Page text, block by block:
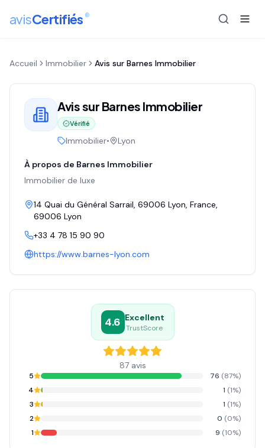
avisCertifiés ®
Accueil Immobilier Avis sur Barnes Immobilier
Avis sur Barnes Immobilier
Vérifié
Immobilier• Lyon
À propos de Barnes Immobilier
Immobilier de luxe
14 Quai du Général Sarrail, 69006 Lyon, France,
69006 Lyon
+33 4 78 15 90 90
https://www.barnes-lyon.com
4.6 Excellent
TrustScore
87avis
5 76 (87%)
4
1 (1%)
3
1 (1%)
2
0 (0%)
1
9 (10%)